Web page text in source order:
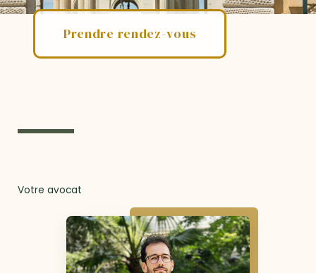
Prendre rendez-vous
Votre avocat